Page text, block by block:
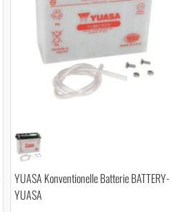
YUASA Konventionelle Batterie BATTERY-
YUASA